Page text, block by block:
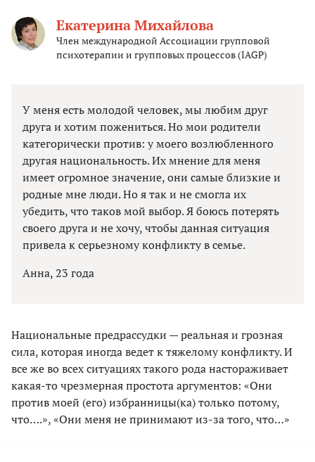
Екатерина Михайлова
Член международной Ассоциации групповой
психотерапии и групповых процессов (IAGP)
У меня есть молодой человек, мы любим друг
друга и хотим пожениться. Но мои родители
категорически против: у моего возлюбленного
другая национальность. Их мнение для меня
имеет огромное значение, они самые близкие и
родные мне люди. Но я так и не смогла их
убедить, что таков мой выбор. Я боюсь потерять
своего друга и не хочу, чтобы данная ситуация
привела к серьезному конфликту в семье.
Анна, 23 года
Национальные предрассудки — реальная и грозная
сила, которая иногда ведет к тяжелому конфликту. И
все же во всех ситуациях такого рода настораживает
какая-то чрезмерная простота аргументов: «Они
против моей (его) избранницы(ка) только потому,
что….», «Они меня не принимают из-за того, что…»